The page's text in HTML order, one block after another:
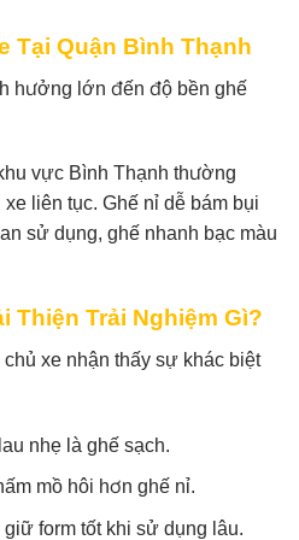
Tại Quận Bình Thạnh
hưởng lớn đến độ bền ghế
vực Bình Thạnh thường
liên tục. Ghế nỉ dễ bám bụi
sử dụng, ghế nhanh bạc màu
Thiện Trải Nghiệm Gì?
xe nhận thấy sự khác biệt
nhẹ là ghế sạch.
mồ hôi hơn ghế nỉ.
giữ form tốt khi sử dụng lâu.